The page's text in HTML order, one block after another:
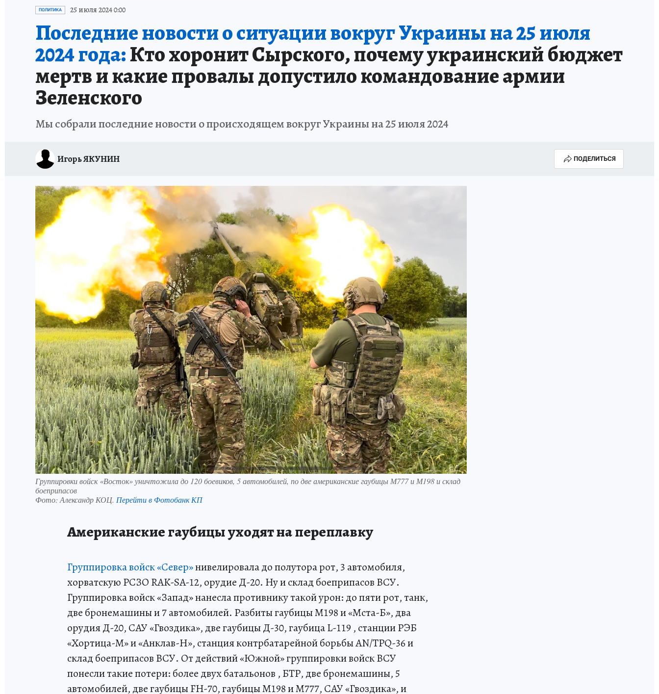
ИСПЫТАНО НА СЕБЕ
ПОЛИТИКА 25 июля 2024 0:00
Последние новости о ситуации вокруг Украины на 25 июля
2024 года:Кто хоронит Сырского, почему украинский бюджет
мертв и какие провалы допустило командование армии
Зеленского
Мы собрали последние новости о происходящем вокруг Украины на 25 июля 2024
Игорь ЯКУНИН ПОДЕЛИТЬСЯ
Группировки войск «Восток» уничтожила до 120 боевиков, 5 автомобилей, по две американские гаубицы М777 и М198 и склад
боеприпасов
Фото: Александр КОЦ. Перейти в Фотобанк КП
Американские гаубицы уходят на переплавку
Группировка войск «Север»нивелировала до полутора рот, 3 автомобиля,
хорватскую РСЗО RAK-SA-12, орудие Д-20. Ну и склад боеприпасов ВСУ.
Группировка войск «Запад» нанесла противнику такой урон: до пяти рот, танк,
две бронемашины и 7 автомобилей. Разбиты гаубицы М198 и «Мста-Б», два
орудия Д-20, САУ «Гвоздика», две гаубицы Д-30, гаубица L-119 , станции РЭБ
«Хортица-М» и «Анклав-Н», станция контрбатарейной борьбы AN/TPQ-36 и
склад боеприпасов ВСУ. От действий «Южной» группировки войск ВСУ
понесли такие потери: более двух батальонов , БТР, две бронемашины, 5
автомобилей, две гаубицы FH-70, гаубицы М198 и М777, САУ «Гвоздика», и